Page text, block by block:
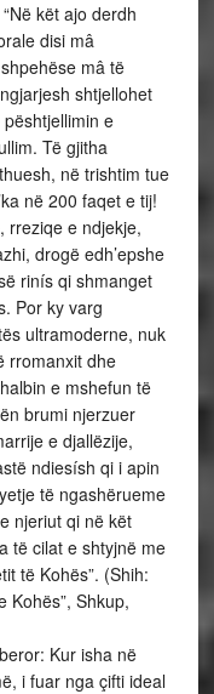
kët ajo derdh
disi mâ
mâ të
shtjellohet
e
Të gjitha
në trishtim tue
në 200 faqet e tij!
rreziqe e ndjekje,
drogë edh’epshe
rinís qi shmanget
Por ky varg
ultramoderne, nuk
rromanxit dhe
e mshefun të
brumi njerzuer
e djallëzije,
ndiesísh qi i apin
të ngashërueme
njeriut qi në kët
të cilat e shtyjnë me
të Kohës”. (Shih:
Kohës”, Shkup,
Kur isha në
i fuar nga çifti ideal